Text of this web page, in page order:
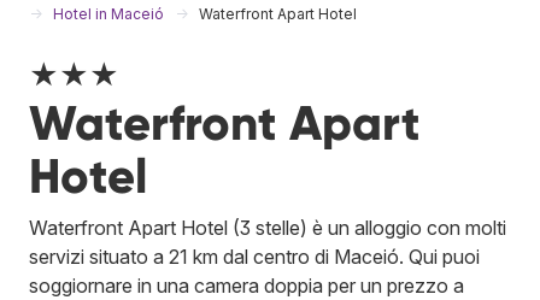
Hotel in Maceió
Waterfront Apart Hotel
★★★
Waterfront Apart
Hotel
Waterfront Apart Hotel (3 stelle) è un alloggio con molti
servizi situato a 21 km dal centro di Maceió. Qui puoi
soggiornare in una camera doppia per un prezzo a